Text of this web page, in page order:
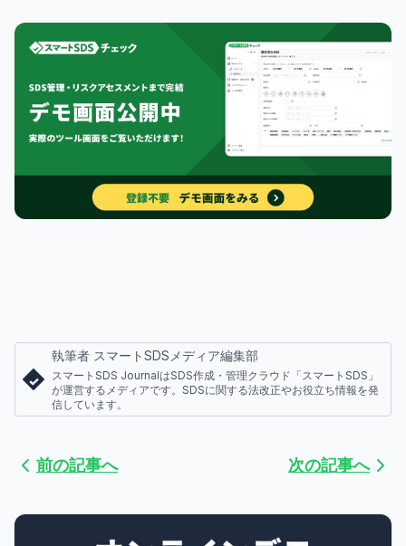
執筆者 スマートSDSメディア編集部
スマートSDS JournalはSDS作成・管理クラウド「スマートSDS」
が運営するメディアです。SDSに関する法改正やお役立ち情報を発
信しています。
前の記事へ 次の記事へ